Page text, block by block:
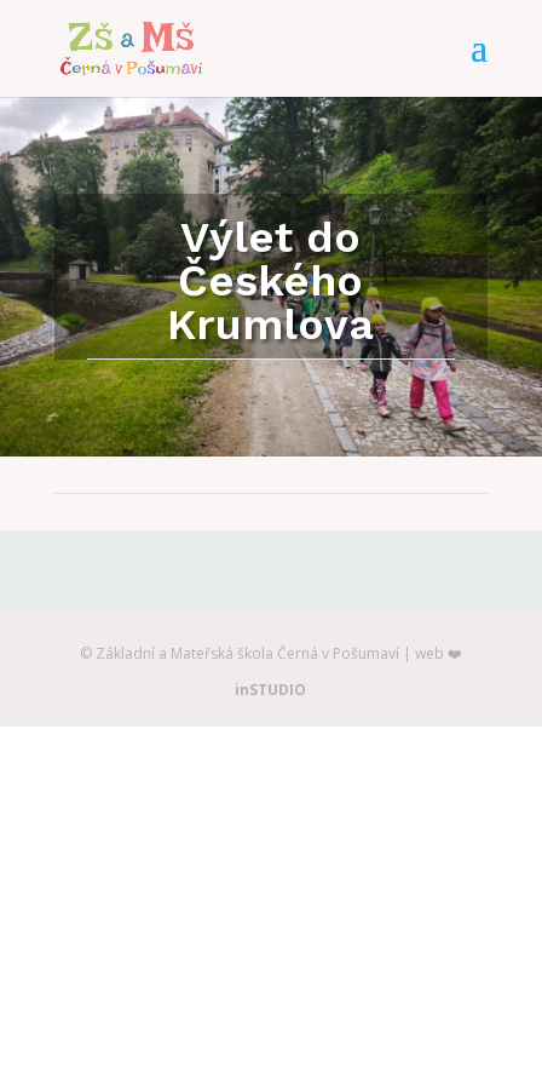
Výlet do
Českého
Krumlova
©️ Základní a Mateřská škola Černá v Pošumaví | web ❤️
inSTUDIO